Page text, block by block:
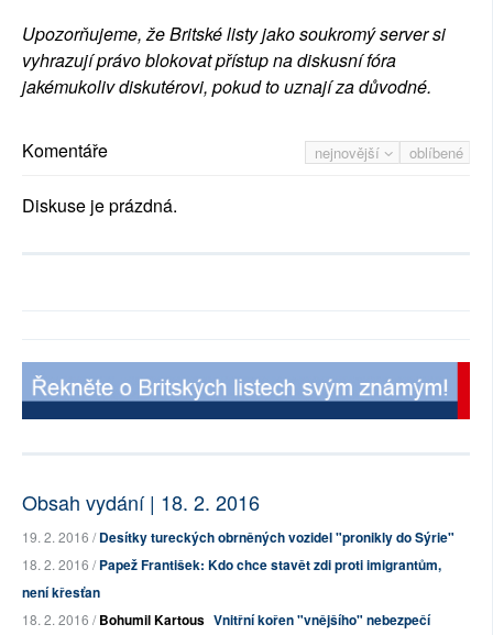
Upozorňujeme, že Britské listy jako soukromý server si
vyhrazují právo blokovat přístup na diskusní fóra
jakémukoliv diskutérovi, pokud to uznají za důvodné.
nejnovější oblíbené
Komentáře
Diskuse je prázdná.
Obsah vydání | 18. 2. 2016
19. 2. 2016 /Desítky tureckých obrněných vozidel "pronikly do Sýrie"
18. 2. 2016 /Papež František: Kdo chce stavět zdi proti imigrantům,
není křesťan
18. 2. 2016 /Bohumil Kartous Vnitřní kořen "vnějšího" nebezpečí